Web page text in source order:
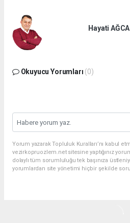
Hayati
Okuyucu Yorumları (0)
Yorum yazarak Topluluk Kuralları’nı kabul
vezirkopruozlem.net sitesine yaptığınız
dolaylı tüm sorumluluğu tek başınıza
yorumlardan site yönetimi hiçbir şekilde